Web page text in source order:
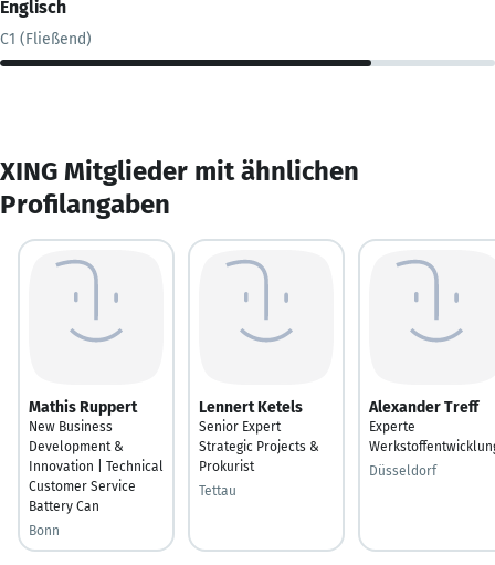
Englisch
C1 (Fließend)
XING Mitglieder mit ähnlichen
Profilangaben
Mathis Ruppert
New Business
Development &
Innovation | Technical
Customer Service
Battery Can
Bonn
Lennert Ketels
Senior Expert
Strategic Projects &
Prokurist
Tettau
Alexander Treff
Experte
Düsseldorf